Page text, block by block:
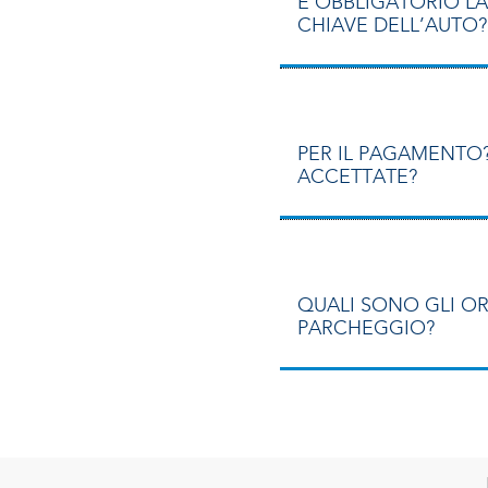
CHIAVE DELL’AUTO?
PER IL
ACCETTATE?
QUALI SONO GLI
PARCHEGGIO?